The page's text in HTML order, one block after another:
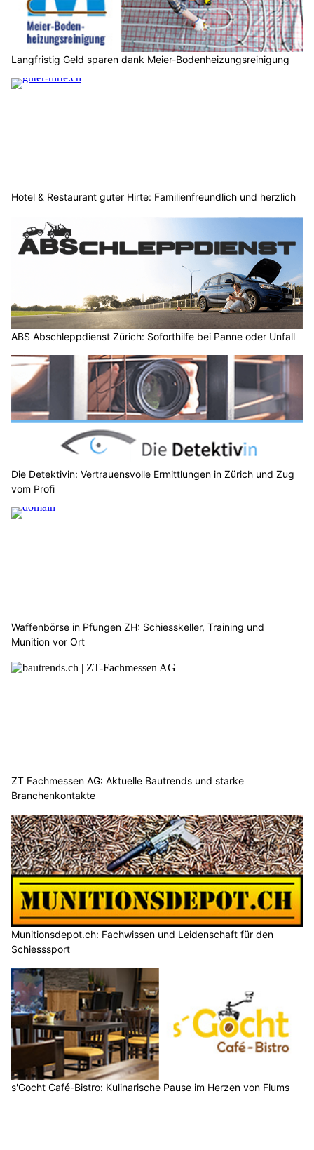
Langfristig Geld sparen dank Meier-Bodenheizungsreinigung
Hotel & Restaurant guter Hirte: Familienfreundlich und herzlich
ABS Abschleppdienst Zürich: Soforthilfe bei Panne oder Unfall
Die Detektivin: Vertrauensvolle Ermittlungen in Zürich und Zug
vom Profi
Waffenbörse in Pfungen ZH: Schiesskeller, Training und
Munition vor Ort
ZT Fachmessen AG: Aktuelle Bautrends und starke
Branchenkontakte
Munitionsdepot.ch: Fachwissen und Leidenschaft für den
Schiesssport
s'Gocht Café-Bistro: Kulinarische Pause im Herzen von Flums